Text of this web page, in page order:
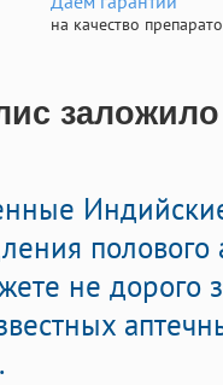
на качество
полового
не дорого